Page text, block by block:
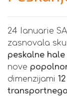
24 Ianuarie
zasnovala
peskalne hale
nove
dimenzijami